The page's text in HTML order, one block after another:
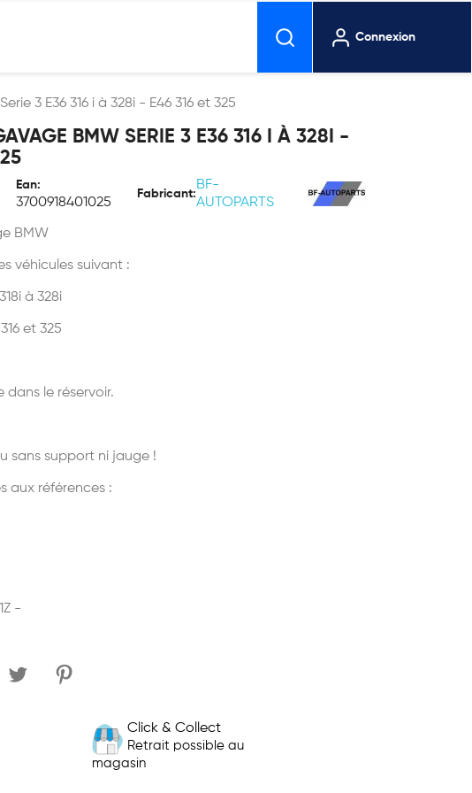
Connexion
3 E36 316 i à 328i - E46 316 et 325
BMW SERIE 3 E36 316 I À 328I -
Ean:
3700918401025
Fabricant:
BF-
AUTOPARTS
BMW
véhicules suivant :
à 328i
et 325
dans le réservoir.
sans support ni jauge !
aux références :
-
Click & Collect
Retrait possible au
magasin